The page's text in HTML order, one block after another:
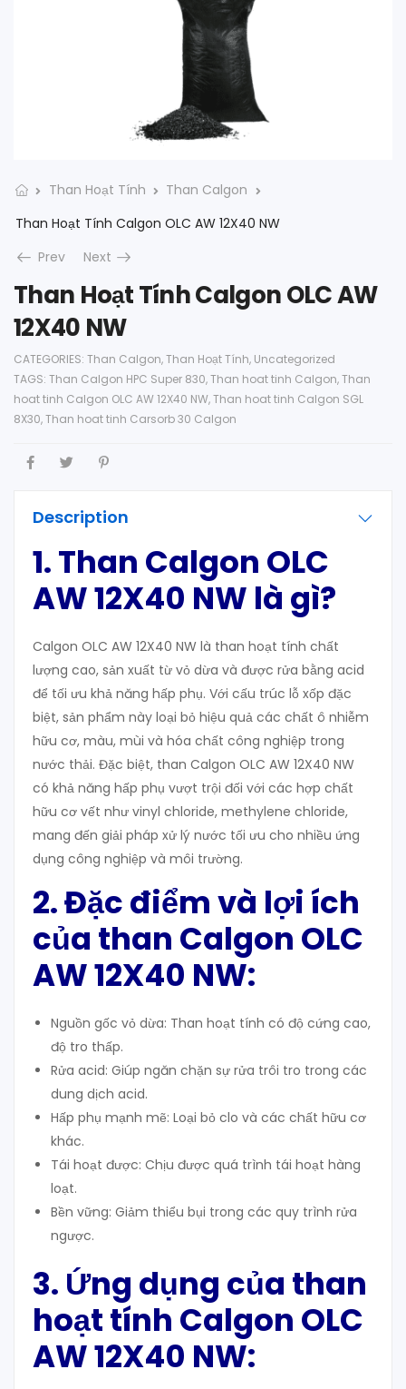
Than Hoạt Tính
Than Calgon
Than Hoạt Tính Calgon OLC AW 12X40 NW
Prev
Next
Than Hoạt Tính Calgon OLC AW
12X40 NW
CATEGORIES: Than Calgon,Than Hoạt Tính, Uncategorized
TAGS: Than Calgon HPC Super 830,Than hoat tinh Calgon,Than
hoat tinh Calgon OLC AW 12X40 NW,Than hoat tinh Calgon SGL
8X30,Than hoat tinh Carsorb 30 Calgon
Description
1. Than Calgon OLC
AW 12X40 NW là gì?
Calgon OLC AW 12X40 NW là than hoạt tính chất
lượng cao, sản xuất từ vỏ dừa và được rửa bằng acid
để tối ưu khả năng hấp phụ. Với cấu trúc lỗ xốp đặc
biệt, sản phẩm này loại bỏ hiệu quả các chất ô nhiễm
hữu cơ, màu, mùi và hóa chất công nghiệp trong
nước thải. Đặc biệt, than Calgon OLC AW 12X40 NW
có khả năng hấp phụ vượt trội đối với các hợp chất
hữu cơ vết như vinyl chloride, methylene chloride,
mang đến giải pháp xử lý nước tối ưu cho nhiều ứng
dụng công nghiệp và môi trường.
2. Đặc điểm và lợi ích
của than Calgon OLC
AW 12X40 NW:
Nguồn gốc vỏ dừa: Than hoạt tính có độ cứng cao,
độ tro thấp.
Rửa acid: Giúp ngăn chặn sự rửa trôi tro trong các
dung dịch acid.
Hấp phụ mạnh mẽ: Loại bỏ clo và các chất hữu cơ
khác.
Tái hoạt được: Chịu được quá trình tái hoạt hàng
loạt.
Bền vững: Giảm thiểu bụi trong các quy trình rửa
ngược.
3. Ứng dụng của than
hoạt tính Calgon OLC
AW 12X40 NW: